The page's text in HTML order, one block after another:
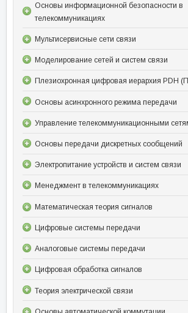
Основы информационной безопасности в
телекоммуникациях
Мультисервисные сети связи
Моделирование сетей и систем связи
Плезиохронная цифровая иерархия PDH
Основы асинхронного режима передачи
Управление телекоммуникационными
Основы передачи дискретных сообщений
Электропитание устройств и систем связи
Менеджмент в телекоммуникациях
Математическая теория сигналов
Цифровые системы передачи
Аналоговые системы передачи
Цифровая обработка сигналов
Теория электрической связи